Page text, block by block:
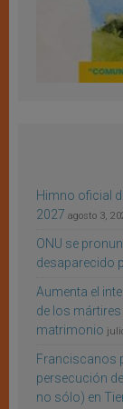
Himno oficial
2027 agosto 3,
ONU se
desaparecido
Aumenta el
de los mártires
matrimonio
Franciscanos
persecución
no sólo) en